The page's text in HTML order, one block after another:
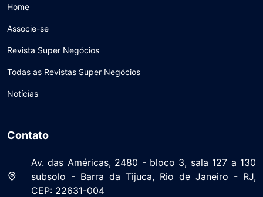
Home
Associe-se
Revista Super Negócios
Todas as Revistas Super Negócios
Notícias
Contato
Av. das Américas, 2480 - bloco 3, sala 127 a 130
subsolo - Barra da Tijuca, Rio de Janeiro - RJ,
CEP: 22631-004